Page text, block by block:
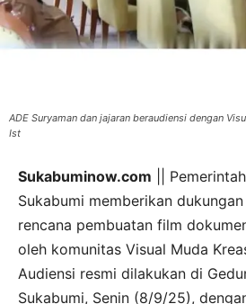
ADE Suryaman dan jajaran beraudiensi dengan
Ist
Sukabuminow.com ||
Sukabumi memberikan
rencana pembuatan film
oleh komunitas Visual Muda
Audiensi resmi dilakukan di
Sukabumi, Senin (8/9/25),